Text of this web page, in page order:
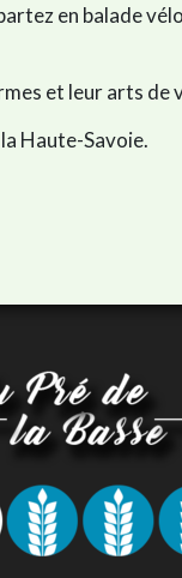
en balade
et leur arts de
Haute-Savoie.